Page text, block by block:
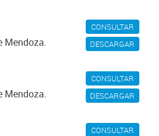
CONSULTAR
DESCARGAR
Mendoza.
CONSULTAR
DESCARGAR
Mendoza.
CONSULTAR